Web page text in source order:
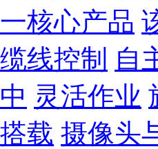
一核心产品
缆线控制 自
中 灵活作业
搭载 摄像头